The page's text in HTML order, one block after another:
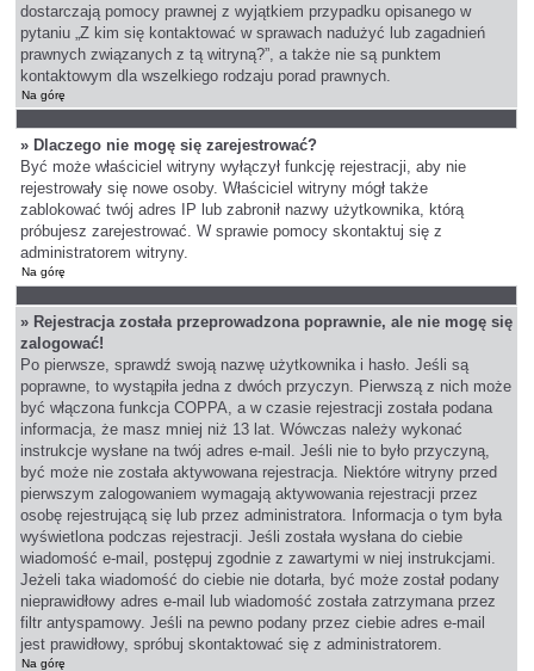
dostarczają pomocy prawnej z wyjątkiem przypadku opisanego w
pytaniu „Z kim się kontaktować w sprawach nadużyć lub zagadnień
prawnych związanych z tą witryną?”, a także nie są punktem
kontaktowym dla wszelkiego rodzaju porad prawnych.
Na górę
» Dlaczego nie mogę się zarejestrować?
Być może właściciel witryny wyłączył funkcję rejestracji, aby nie
rejestrowały się nowe osoby. Właściciel witryny mógł także
zablokować twój adres IP lub zabronił nazwy użytkownika, którą
próbujesz zarejestrować. W sprawie pomocy skontaktuj się z
administratorem witryny.
Na górę
» Rejestracja została przeprowadzona poprawnie, ale nie mogę się
zalogować!
Po pierwsze, sprawdź swoją nazwę użytkownika i hasło. Jeśli są
poprawne, to wystąpiła jedna z dwóch przyczyn. Pierwszą z nich może
być włączona funkcja COPPA, a w czasie rejestracji została podana
informacja, że masz mniej niż 13 lat. Wówczas należy wykonać
instrukcje wysłane na twój adres e-mail. Jeśli nie to było przyczyną,
być może nie została aktywowana rejestracja. Niektóre witryny przed
pierwszym zalogowaniem wymagają aktywowania rejestracji przez
osobę rejestrującą się lub przez administratora. Informacja o tym była
wyświetlona podczas rejestracji. Jeśli została wysłana do ciebie
wiadomość e-mail, postępuj zgodnie z zawartymi w niej instrukcjami.
Jeżeli taka wiadomość do ciebie nie dotarła, być może został podany
nieprawidłowy adres e-mail lub wiadomość została zatrzymana przez
filtr antyspamowy. Jeśli na pewno podany przez ciebie adres e-mail
jest prawidłowy, spróbuj skontaktować się z administratorem.
Na górę